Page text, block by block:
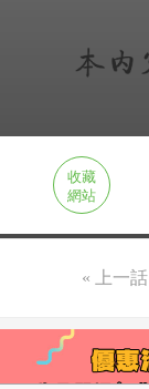
收藏
網站
« 上一話